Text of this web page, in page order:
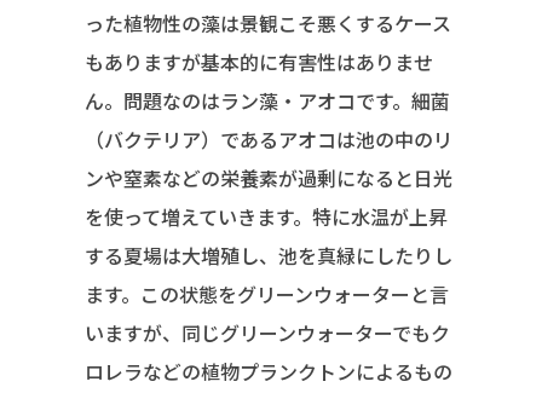
った植物性の藻は景観こそ悪くするケース
もありますが基本的に有害性はありませ
ん。問題なのはラン藻・アオコです。細菌
（バクテリア）であるアオコは池の中のリ
ンや窒素などの栄養素が過剰になると日光
を使って増えていきます。特に水温が上昇
する夏場は大増殖し、池を真緑にしたりし
ます。この状態をグリーンウォーターと言
いますが、同じグリーンウォーターでもク
ロレラなどの植物プランクトンによるもの